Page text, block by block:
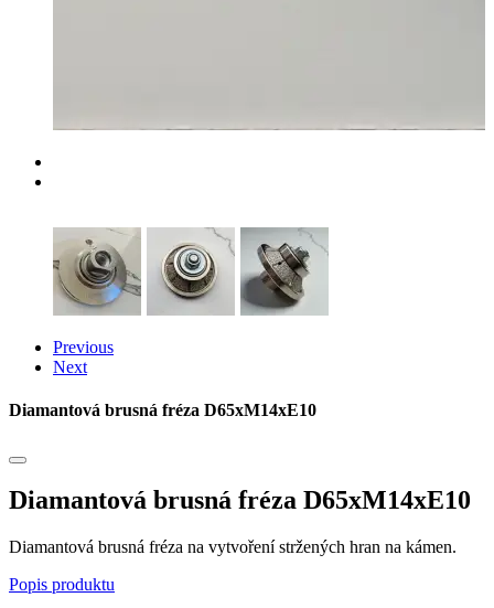
Previous
Next
Diamantová brusná fréza D65xM14xE10
Diamantová brusná fréza D65xM14xE10
Diamantová brusná fréza na vytvoření stržených hran na kámen.
Popis produktu